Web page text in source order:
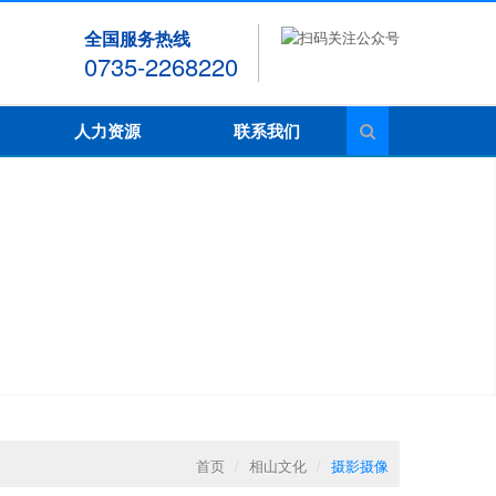
全国服务热线
0735-2268220
人力资源 联系我们
首页 / 相山文化 / 摄影摄像